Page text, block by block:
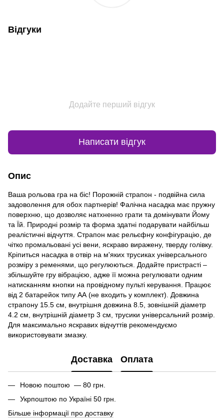
Відгуки
Додайте перший відгук
Написати відгук
Опис
Ваша рольова гра на біс! Порожній страпон - подвійна сила
задоволення для обох партнерів! Фалічна насадка має пружну
поверхню, що дозволяє натхненно грати та домінувати Йому
та Їй. Природні розмір та форма здатні подарувати найбільш
реалістичні відчуття. Страпон має рельєфну конфігурацію, де
чітко промальовані усі вени, яскраво виражену, тверду голівку.
Кріпиться насадка в отвір на м'яких трусиках універсального
розміру з ременями, що регулюються. Додайте пристрасті –
збільшуйте гру вібрацією, адже її можна регулювати одним
натисканням кнопки на провідному пульті керування. Працює
від 2 батарейок типу АА (не входить у комплект). Довжина
страпону 15.5 см, внутрішня довжина 8.5, зовнішній діаметр
4.2 см, внутрішній діаметр 3 см, трусики універсальний розмір.
Для максимально яскравих відчуттів рекомендуємо
використовувати змазку.
Доставка Оплата
Новою поштою — 80 грн.
Укрпоштою по Україні 50 грн.
Більше інформації про доставку